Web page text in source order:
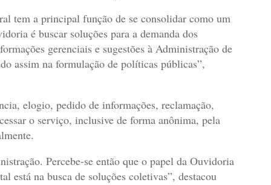
tem a principal função de se consolidar como um
é buscar soluções para a demanda dos
gerenciais e sugestões à Administração de
assim na formulação de políticas públicas”,
elogio, pedido de informações, reclamação,
o serviço, inclusive de forma anônima, pela
Percebe-se então que o papel da Ouvidoria
está na busca de soluções coletivas”, destacou